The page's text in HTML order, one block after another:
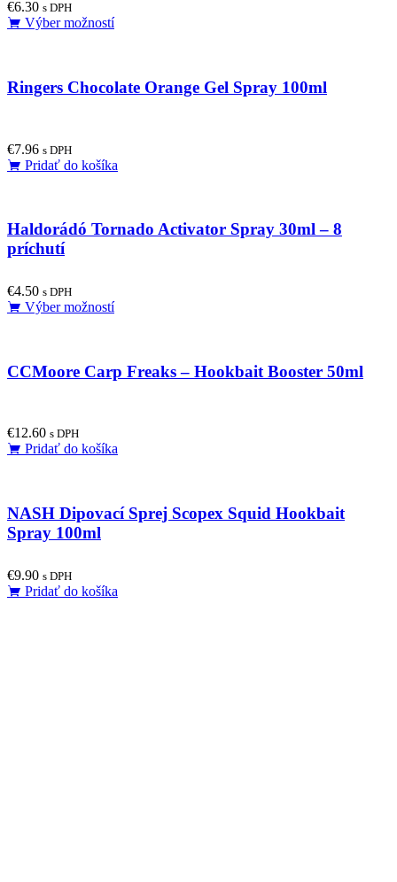
chosen
page
€6.30 s DPH
Výber možnostíThis
variants.
chosen
page
Ringers Chocolate Orange Gel Spray 100ml
€7.96 s DPH
Pridať do košíka
Haldorádó Tornado Activator Spray 30ml – 8
príchutí
€4.50 s DPH
Výber možnostíThis
variants.
The
chosen
page
CCMoore Carp Freaks – Hookbait Booster 50ml
€12.60 s DPH
Pridať do košíka
NASH Dipovací Sprej Scopex Squid Hookbait
Spray 100ml
€9.90 s DPH
Pridať do košíka